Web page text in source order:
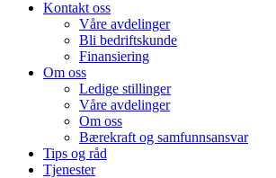
Kontakt oss
Våre avdelinger
Bli bedriftskunde
Finansiering
Om oss
Ledige stillinger
Våre avdelinger
Om oss
Bærekraft og samfunnsansvar
Tips og råd
Tjenester